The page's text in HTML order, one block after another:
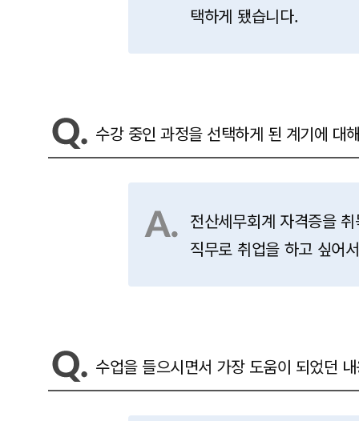
택하게 됐습니다.
수강 중인 과정을 선택하게 된 계기에 대
전산세무회계 자격증을
직무로 취업을 하고 싶어
수업을 들으시면서 가장 도움이 되었던